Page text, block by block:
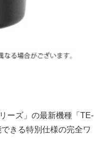
ーズ」の最新機種「TE-
きる特別仕様の完全ワ